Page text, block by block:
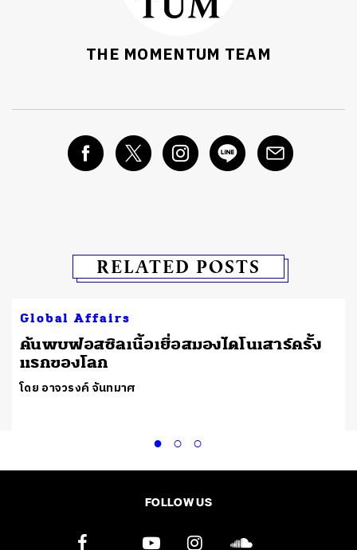
THE MOMENTUM TEAM
RELATED POSTS
Global Affairs
ค้นพบฟอสซิลเนื้อเยื่อสมองไดโนเสาร์ครั้ง
แรกของโลก
โดย อาจวรงค์ จันทมาศ
FOLLOW US